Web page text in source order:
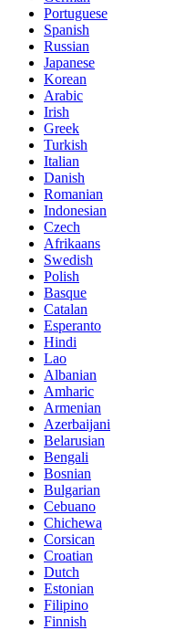
Portuguese
Spanish
Russian
Japanese
Korean
Arabic
Irish
Greek
Turkish
Italian
Danish
Romanian
Indonesian
Czech
Afrikaans
Swedish
Polish
Basque
Catalan
Esperanto
Hindi
Lao
Albanian
Amharic
Armenian
Azerbaijani
Belarusian
Bengali
Bosnian
Bulgarian
Cebuano
Chichewa
Corsican
Croatian
Dutch
Estonian
Filipino
Finnish